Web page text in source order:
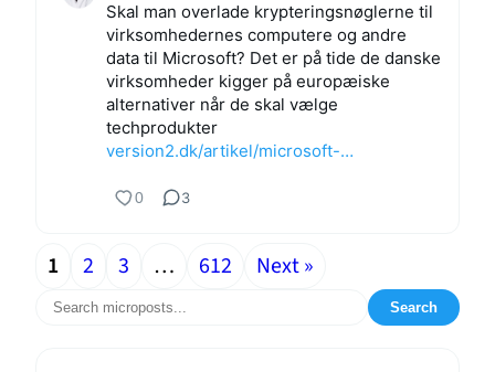
Skal man overlade krypteringsnøglerne til
virksomhedernes computere og andre
data til Microsoft? Det er på tide de danske
virksomheder kigger på europæiske
alternativer når de skal vælge
techprodukter
version2.dk/artikel/microsoft-…
0 3
1 2 3 … 612 Next »
Search